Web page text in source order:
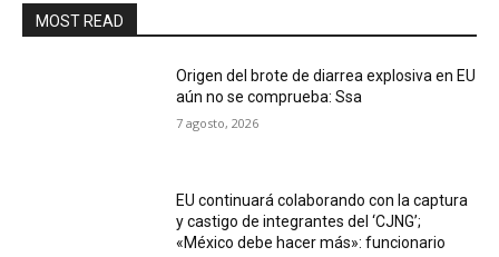
MOST READ
Origen del brote de diarrea explosiva en EU
aún no se comprueba: Ssa
7 agosto, 2026
EU continuará colaborando con la captura
y castigo de integrantes del ‘CJNG’;
«México debe hacer más»: funcionario